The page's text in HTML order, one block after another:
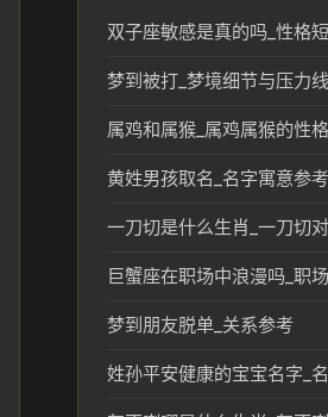
双子座敏感是真的吗_性格
梦到被打_梦境细节与压力
黄姓男孩取名_名字寓意参考
巨蟹座在职场中浪漫吗_职
梦到朋友脱单_关系参考